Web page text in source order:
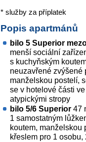
* služby za příplatek
Popis apartmánů
bilo 5 Superior
menší sociální
s kuchyňským
neuzavřené zvýšené
manželskou postelí,
se v hotelové části
atypickými stropy
bilo 5/6 Superior 47
1 samostatným
koutem, manželskou
křeslem pro 1